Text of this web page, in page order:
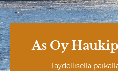
As Oy
Täydellisellä